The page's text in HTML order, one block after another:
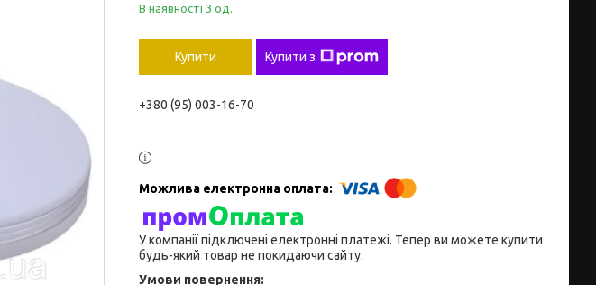
В наявності 3 од.
Купити Купити з
+380 (95) 003-16-70
У компанії підключені електронні платежі. Тепер ви можете купити
будь-який товар не покидаючи сайту.